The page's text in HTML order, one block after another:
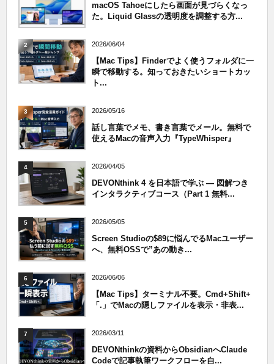
macOS Tahoeにしたら画面が見づらくなっ
た。Liquid Glassの透明度を調整する方...
2 2026/06/04
【Mac Tips】Finderでよく使うフォルダに一
瞬で移動する。知っておきたいショートカッ
ト...
3 2026/05/16
話し言葉でメモ、書き言葉でメール。無料で
使えるMacの音声入力『TypeWhisper』
4 2026/04/05
DEVONthink 4 を日本語で学ぶ — 図解つき
インタラクティブコース（Part 1 無料...
5 2026/05/05
Screen Studioの$89に悩んでるMacユーザー
へ、無料OSSで”あの動き...
6 2026/06/06
【Mac Tips】ターミナル不要。Cmd+Shift+
「.」でMacの隠しファイルを表示・非表...
7 2026/03/11
DEVONthinkの資料からObsidianへClaude
Codeで記事執筆ワークフローを自...